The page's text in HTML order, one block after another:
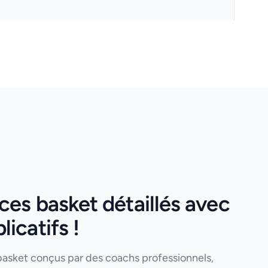
basket détaillés avec
!
conçus par des coachs professionnels,